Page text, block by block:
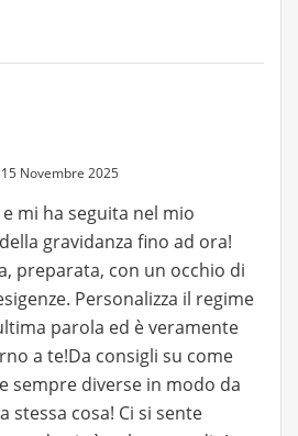
Novembre 2025
mi ha seguita nel mio
gravidanza fino ad ora!
preparata, con un occhio di
Personalizza il regime
parola ed è veramente
a te!Da consigli su come
sempre diverse in modo da
stessa cosa! Ci si sente